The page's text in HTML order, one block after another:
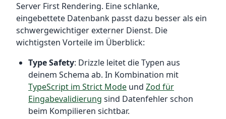
Server First Rendering. Eine schlanke,
eingebettete Datenbank passt dazu besser als ein
schwergewichtiger externer Dienst. Die
wichtigsten Vorteile im Überblick:
Type Safety: Drizzle leitet die Typen aus
deinem Schema ab. In Kombination mit
TypeScript im Strict Mode und Zod für
Eingabevalidierung sind Datenfehler schon
beim Kompilieren sichtbar.